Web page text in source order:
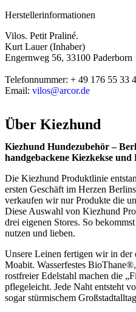
Herstellerinformationen
Vilos. Petit Praliné.
Kurt Lauer (Inhaber)
Engernweg 56, 33100 Paderborn
Telefonnummer: + 49 176 55 33
Email: vilos@arcor.de
Über Kiezhund
Kiezhund Hundezubehör –
handgebackene Kiezkekse
Die Kiezhund Produktlinie
ersten Geschäft im Herzen
verkaufen wir nur Produkte die
Diese Auswahl von Kiezhund
drei eigenen Stores. So
nutzen und lieben.
Unsere Leinen fertigen wir in der
Moabit. Wasserfestes
rostfreier Edelstahl machen die
pflegeleicht. Jede Naht entsteht
sogar stürmischem